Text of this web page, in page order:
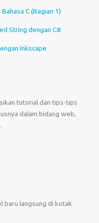
C (Bagian 1)
String dengan C#
Inkscape
tutorial dan tips-tips
dalam bidang web,
baru langsung di kotak